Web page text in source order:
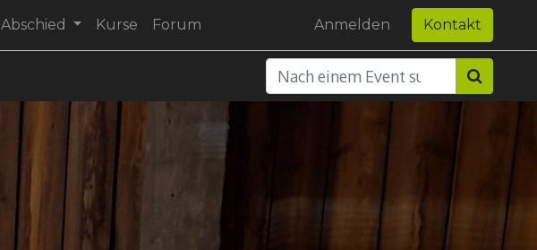
Abschied Kurse Forum Anmelden Kontakt